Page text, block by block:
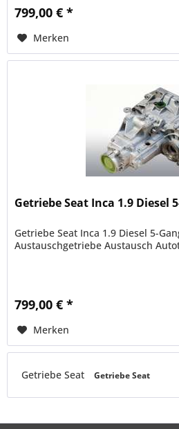
799,00 € *
Merken
Getriebe Seat Inca 1.9 Diesel
Getriebe Seat Inca 1.9 Diesel 5-
Austauschgetriebe Austausch
799,00 € *
Merken
Getriebe Seat Getriebe Seat